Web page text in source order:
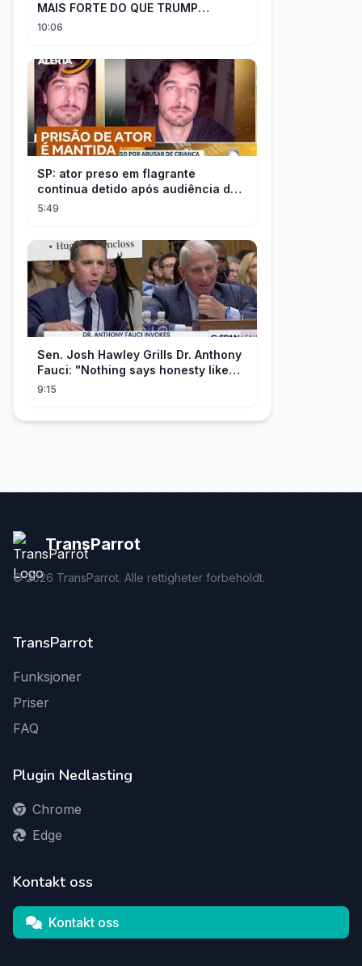
MAIS FORTE DO QUE TRUMP
IMAGINAVA
10:06
SP: ator preso em flagrante
continua detido após audiência de
custódia
5:49
Sen. Josh Hawley Grills Dr. Anthony
Fauci: "Nothing says honesty like
taking the Fifth!"
9:15
TransParrot
©2026 TransParrot. Alle rettigheter forbeholdt.
TransParrot
Funksjoner
Priser
FAQ
Plugin Nedlasting
Chrome
Edge
Kontakt oss
Kontakt oss